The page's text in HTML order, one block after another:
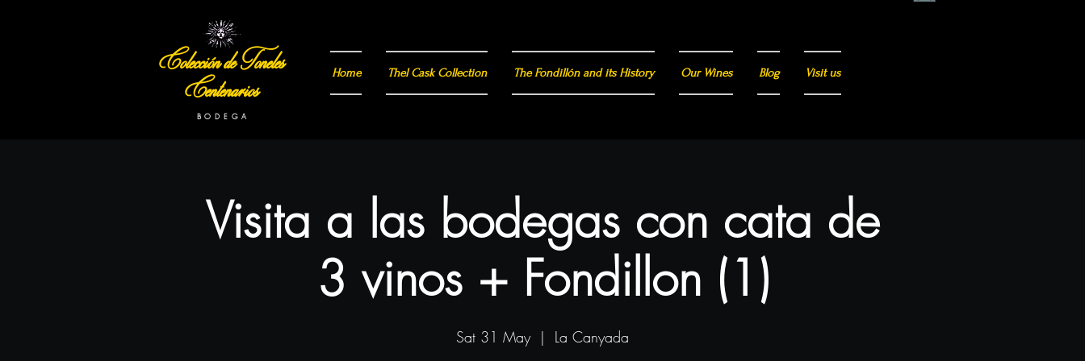
Visita a las bodegas con cata de
3 vinos + Fondillon (1)
Sat 31 May
  |
La Canyada
Colección de Toneles
Centenarios Home Thel Cask Collection The Fondillón and its History Our Wines Blog Visit us
B O D E G A